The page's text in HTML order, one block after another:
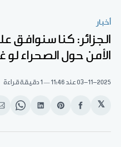
أخبار
الجزائر: كنا سنوافق
الأمن حول الصحراء
03-11-2025عند 11:46 1 دقيقة قراءة
𝕏
انشر
الفيسبوك
Share
Pinterest
انشر
لينكد